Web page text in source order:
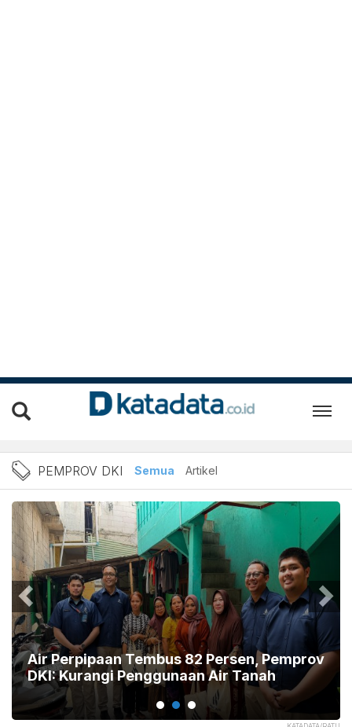
Berita Pemprov DKI
PEMPROV DKI Semua Artikel
Air Perpipaan Tembus 82 Persen, Pemprov
DKI: Kurangi Penggunaan Air Tanah